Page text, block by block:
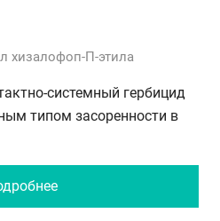
хизалофоп-П-этила
системный гербицид
типом засоренности в